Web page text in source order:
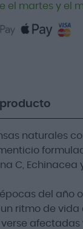
el martes y el
naturales
C, Echinacea
del año
ritmo de vida
afectadas